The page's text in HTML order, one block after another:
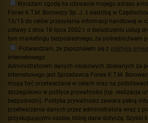
Wyrażam zgodę na używanie mojego adresu e-
Fonex K.T.M. Borowscy Sp. J. z siedzibą w
13/15 do celów przesyłania informacji handlowej w
ustawy z dnia 18 lipca 2002 r. o świadczeniu usług
tym marketingu bezpośredniego, za pośrednictwem
Potwierdzam, że zapoznałem się z polityką
internetowego
Administratorem danych osobowych zbieranych za
internetowego jest Sprzedawca Fonex K.T.M.
mogą być przetwarzane w celach oraz na
szczegółowo w polityce prywatności (np. realizacja
bezpośredni). Polityka prywatności zawiera pełną
przetwarzania danych przez administratora wraz z
przysługującymi osobie, której dane dotyczą. Szybki